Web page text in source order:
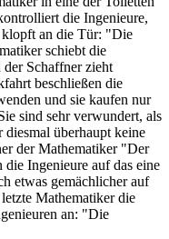
die Ingenieure,
klopft an die Tür: "Die
schiebt die
Schaffner zieht
beschließen die
und sie kaufen nur
sind sehr verwundert, als
diesmal überhaupt keine
der Mathematiker "Der
Ingenieure auf das eine
etwas gemächlicher auf
Mathematiker die
an: "Die